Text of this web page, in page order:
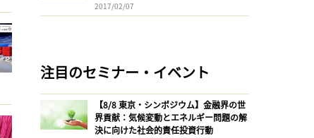
2017/02/07
注目のセミナー・イベント
【8/8 東京・シンポジウム】金融界の世
界貢献：気候変動とエネルギー問題の解
決に向けた社会的責任投資行動